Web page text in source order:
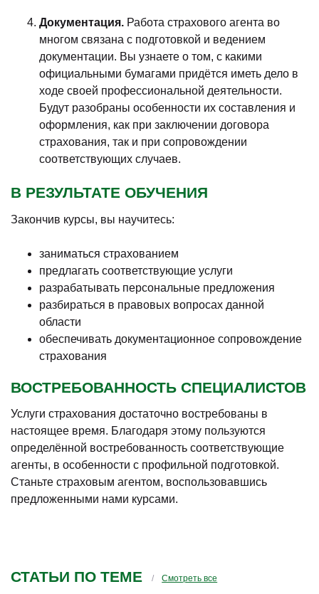
Документация. Работа страхового агента во
многом связана с подготовкой и ведением
документации. Вы узнаете о том, с какими
официальными бумагами придётся иметь дело в
ходе своей профессиональной деятельности.
Будут разобраны особенности их составления и
оформления, как при заключении договора
страхования, так и при сопровождении
соответствующих случаев.
В РЕЗУЛЬТАТЕ ОБУЧЕНИЯ
Закончив курсы, вы научитесь:
заниматься страхованием
предлагать соответствующие услуги
разрабатывать персональные предложения
разбираться в правовых вопросах данной
области
обеспечивать документационное сопровождение
страхования
ВОСТРЕБОВАННОСТЬ СПЕЦИАЛИСТОВ
Услуги страхования достаточно востребованы в
настоящее время. Благодаря этому пользуются
определённой востребованность соответствующие
агенты, в особенности с профильной подготовкой.
Станьте страховым агентом, воспользовавшись
предложенными нами курсами.
СТАТЬИ ПО ТЕМЕ Смотреть все